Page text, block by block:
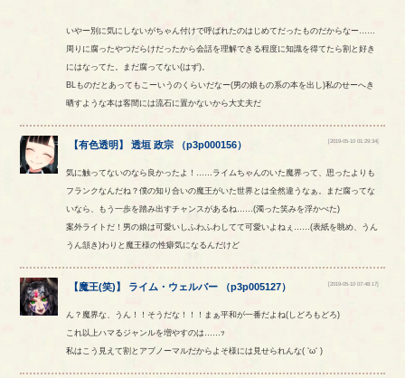
いやー別に気にしないがちゃん付けで呼ばれたのはじめてだったものだからなー……
周りに腐ったやつだらけだったから会話を理解できる程度に知識を得てたら割と好き
にはなってた。まだ腐ってない(はず)。
BLものだとあってもこーいうのくらいだなー(男の娘もの系の本を出し)私のせーへき
晒すような本は客間には流石に置かないから大丈夫だ
【有色透明】透垣 政宗 （p3p000156） [2019-05-10 01:29:34]
気に触ってないのなら良かったよ！……ライムちゃんのいた魔界って、思ったよりも
フランクなんだね？僕の知り合いの魔王がいた世界とは全然違うなぁ。まだ腐ってな
いなら、もう一歩を踏み出すチャンスがあるね……(濁った笑みを浮かべた)
案外ライトだ！男の娘は可愛いしふわふわしてて可愛いよねぇ……(表紙を眺め、うん
うん頷き)わりと魔王様の性癖気になるんだけど
【魔王(笑)】 ライム ・ ウェルバー （p3p005127） [2019-05-10 07:48:17]
ん？魔界な、うん！！そうだな！！！まぁ平和が一番だよね(しどろもどろ)
これ以上ハマるジャンルを増やすのは……ｯ
私はこう見えて割とアブノーマルだからよそ様には見せられんな( ‘ω‘ )